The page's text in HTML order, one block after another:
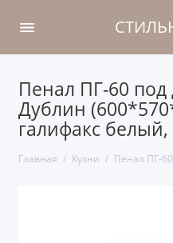
Пенал ПГ-60
Дублин
галифакс белый,
Главная Кухни Пенал ПГ-